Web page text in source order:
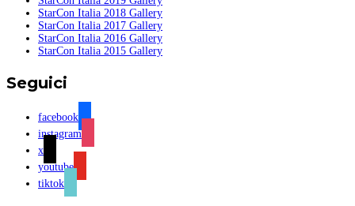
StarCon Italia 2018 Gallery
StarCon Italia 2017 Gallery
StarCon Italia 2016 Gallery
StarCon Italia 2015 Gallery
Seguici
facebook
instagram
x
youtube
tiktok